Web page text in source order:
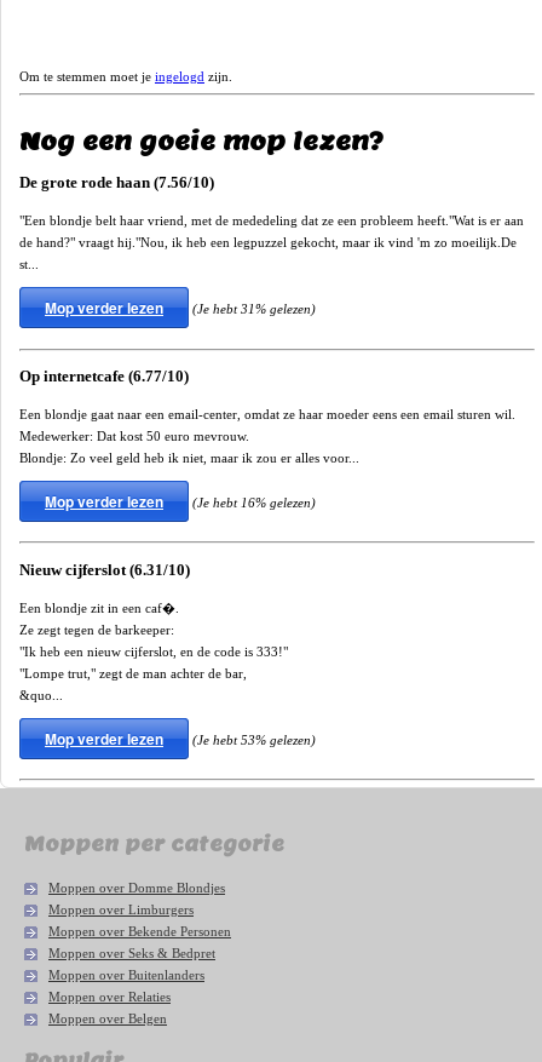
Om te stemmen moet je ingelogd zijn.
Nog een goeie mop lezen?
De grote rode haan (7.56/10)
"Een blondje belt haar vriend, met de mededeling dat ze een probleem heeft."Wat is er aan
de hand?" vraagt hij."Nou, ik heb een legpuzzel gekocht, maar ik vind 'm zo moeilijk.De
st...
Mop verder lezen (Je hebt 31% gelezen)
Op internetcafe (6.77/10)
Een blondje gaat naar een email-center, omdat ze haar moeder eens een email sturen wil.
Medewerker: Dat kost 50 euro mevrouw.
Blondje: Zo veel geld heb ik niet, maar ik zou er alles voor...
Mop verder lezen (Je hebt 16% gelezen)
Nieuw cijferslot (6.31/10)
Een blondje zit in een caf�.
Ze zegt tegen de barkeeper:
"Ik heb een nieuw cijferslot, en de code is 333!"
"Lompe trut," zegt de man achter de bar,
&quo...
Mop verder lezen (Je hebt 53% gelezen)
Moppen per categorie
Moppen over Domme Blondjes
Moppen over Limburgers
Moppen over Bekende Personen
Moppen over Seks & Bedpret
Moppen over Buitenlanders
Moppen over Relaties
Moppen over Belgen